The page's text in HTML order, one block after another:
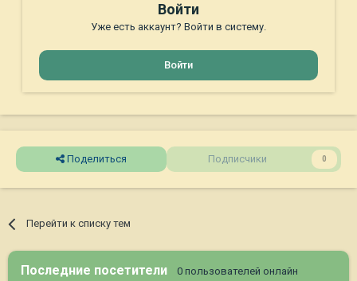
Войти
Уже есть аккаунт? Войти в систему.
Войти
Поделиться Подписчики 0
Перейти к списку тем
Последние посетители 0 пользователей онлайн